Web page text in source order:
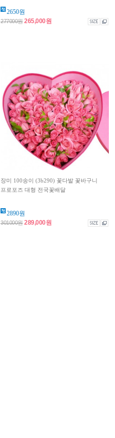
2650원
277000원265,000원
장미 100송이 (3b290) 꽃다발 꽃바구니
프로포즈 대형 전국꽃배달
2890원
301000원289,000원